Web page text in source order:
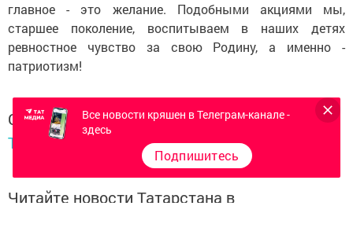
главное - это желание. Подобными акциями мы,
старшее поколение, воспитываем в наших детях
ревностное чувство за свою Родину, а именно -
патриотизм!
Следите за самым важным и интересным в
Telegram-канале
Татмедиа
Читайте новости Татарстана в
Все новости кряшен в Телеграм-канале -
здесь
Подпишитесь